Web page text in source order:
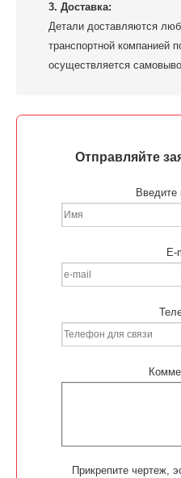
3. Доставка:
Детали доставляются
транспортной компанией
осуществляется
Отправляйте
E-
Прикрепите чертеж,